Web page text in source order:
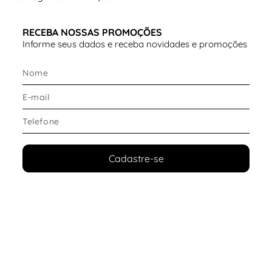
Estrutura que mantém o formato do calçado
Acabamento com o visual tradicional dos
modelos All Star
Esse conjunto torna o modelo uma ótima escolha de
tênis infantil resistente e confortável.
Tipo de solado
O solado foi desenvolvido para oferecer segurança e
aderência durante o uso.
Destaques do solado:
RECEBA NOSSAS PROMOÇÕES
Informe seus dados e receba novidades e promoções
Cadastre-se